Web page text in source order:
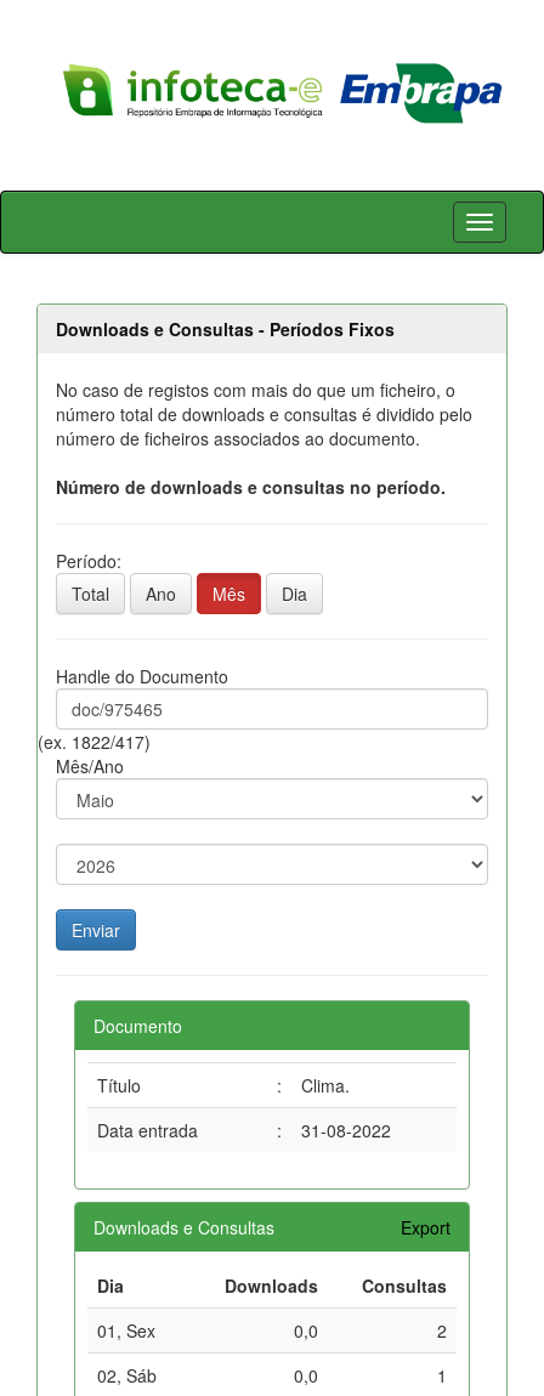
Skip
Downloads e Consultas - Períodos Fixos
No caso de registos com mais do que um ficheiro, o
número total de downloads e consultas é dividido pelo
número de ficheiros associados ao documento.
Número de downloads e consultas no período.
Período:
Total
Ano Mês Dia
Handle do Documento
(ex. 1822/417)
Mês/Ano
Documento
Título :
Clima.
Data entrada
: 31-08-2022
Downloads e Consultas Export
Dia Downloads
Consultas
01, Sex
0,0
2
02, Sáb
0,0
1